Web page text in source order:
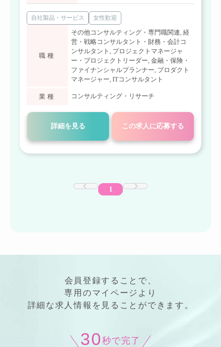
自社製品・サービス 女性歓迎
職種
その他コンサルティング・専門職関連, 経
営・戦略コンサルタント・財務・会計コ
ンサルタント , プロジェクトマネージャ
ー・プロジェクトリーダー, 金融・保険・
ファイナンシャルプランナー, プロダクト
マネージャー, ITコンサルタント
業種 コンサルティング・リサーチ
詳細を見る この求人に応募する
1
会員登録することで、
専用のマイページ より
詳細 な求人情報 を見ることができます。
30 秒で完了